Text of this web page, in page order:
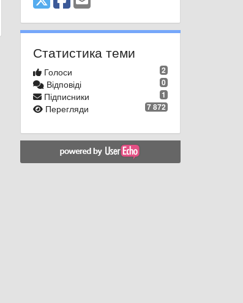
Статистика теми
2
Голоси
0
Відповіді
1
Підписники
7 872
Перегляди